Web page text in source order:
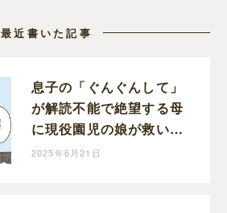
最近書いた記事
息子の「ぐんぐんして」
が解読不能で絶望する母
に現役園児の娘が救いの
手を差し伸べる｜和栗家
2025年6月21日